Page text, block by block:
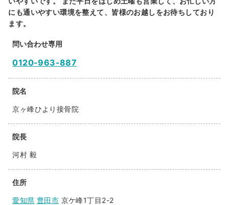
にも通いやすい環境を整えて、皆様のお越しをお待ちしており
ます。
問い合わせ専用
0120-963-887
院名
京ヶ峰ひより接骨院
院長
河村 毅
住所
愛知県 豊田市 京ケ峰1丁目2-2